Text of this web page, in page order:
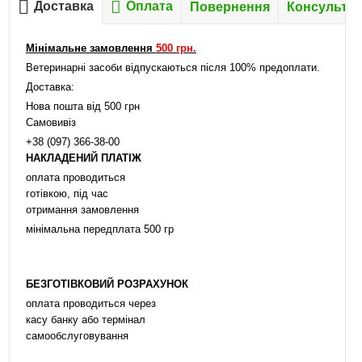
Доставка Оплата Повернення
Мінімальне замовлення 500 грн.
Ветеринарні засоби відпускаються після 100% предоплати.
Доставка:
Нова пошта від 500 грн
Самовивіз
+38 (097) 366-38-00
НАКЛАДЕНИЙ ПЛАТІЖ
оплата проводиться
готівкою, під час
отримання замовлення
мінімальна передплата 500 гр
БЕЗГОТІВКОВИЙ РОЗРАХУНОК
оплата проводиться через
касу банку або термінал
самообслуговування